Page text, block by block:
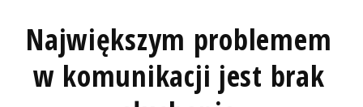
Największym problemem
w komunikacji jest brak